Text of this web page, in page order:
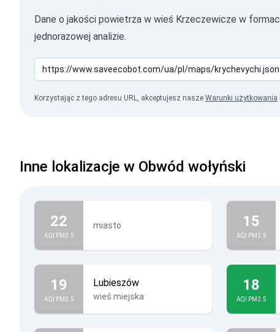
Dane o jakości powietrza w wieś Krzeczewicze w
jednorazowej analizie.
Korzystając z tego adresu URL, akceptujesz nasze Warunki użytkowania
Inne lokalizacje w Obwód wołyński
22
AQI PM2.5
miasto 15
AQI PM2.5
19
AQI PM2.5
Lubieszów
wieś miejska
18
AQI PM2.5